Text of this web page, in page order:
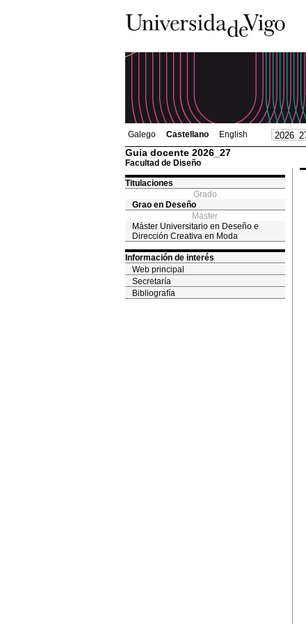
Galego Castellano English
Guia docente 2026_27
Facultad de Diseño
Titulaciones
Grado
Grao en Deseño
Máster
Máster Universitario en Deseño e
Dirección Creativa en Moda
Información de interés
Web principal
Secretaría
Bibliografía